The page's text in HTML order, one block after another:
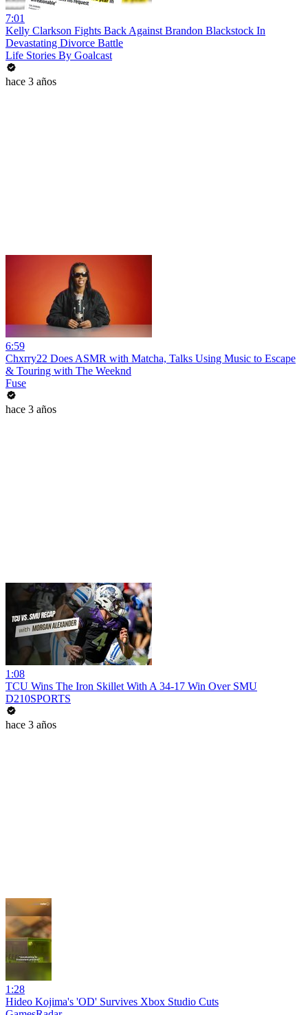
7:01
Kelly Clarkson Fights Back Against Brandon Blackstock In
Devastating Divorce Battle
Life Stories By Goalcast
hace 3 años
6:59
Chxrry22 Does ASMR with Matcha, Talks Using Music to Escape
& Touring with The Weeknd
Fuse
hace 3 años
1:08
TCU Wins The Iron Skillet With A 34-17 Win Over SMU
D210SPORTS
hace 3 años
1:28
Hideo Kojima's 'OD' Survives Xbox Studio Cuts